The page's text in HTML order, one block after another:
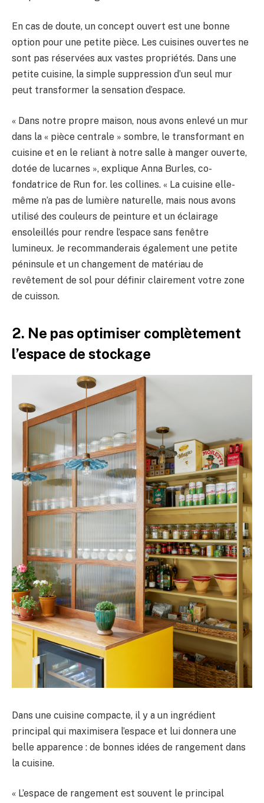
En cas de doute, un concept ouvert est une bonne
option pour une petite pièce. Les cuisines ouvertes ne
sont pas réservées aux vastes propriétés. Dans une
petite cuisine, la simple suppression d’un seul mur
peut transformer la sensation d’espace.
« Dans notre propre maison, nous avons enlevé un mur
dans la « pièce centrale » sombre, le transformant en
cuisine et en le reliant à notre salle à manger ouverte,
dotée de lucarnes », explique Anna Burles, co-
fondatrice de Run for. les collines. « La cuisine elle-
même n’a pas de lumière naturelle, mais nous avons
utilisé des couleurs de peinture et un éclairage
ensoleillés pour rendre l’espace sans fenêtre
lumineux. Je recommanderais également une petite
péninsule et un changement de matériau de
revêtement de sol pour définir clairement votre zone
de cuisson.
2. Ne pas optimiser complètement
l’espace de stockage
Dans une cuisine compacte, il y a un ingrédient
principal qui maximisera l’espace et lui donnera une
belle apparence : de bonnes idées de rangement dans
la cuisine.
« L’espace de rangement est souvent le principal